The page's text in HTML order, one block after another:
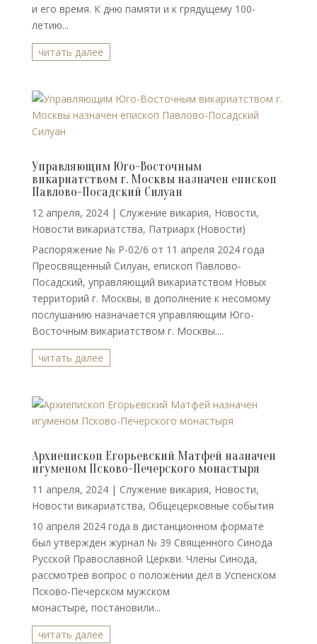
и его время. К дню памяти и к грядущему 100-
летию...
читать далее
Управляющим Юго-Восточным
викариатством г. Москвы назначен епископ
Павлово-Посадский Силуан
12 апреля, 2024| Cлужение викария, Новости,
Новости викариатства, Патриарх (Новости)
Распоряжение № Р-02/6 от 11 апреля 2024 года
Преосвященный Силуан, епископ Павлово-
Посадский, управляющий викариатством Новых
территорий г. Москвы, в дополнение к несомому
послушанию назначается управляющим Юго-
Восточным викариатством г. Москвы....
читать далее
Архиепископ Егорьевский Матфей назначен
игуменом Псково-Печерского монастыря
11 апреля, 2024| Cлужение викария, Новости,
Новости викариатства, Общецерковные события
10 апреля 2024 года в дистанционном формате
был утвержден журнал № 39 Священного Синода
Русской Православной Церкви. Члены Синода,
рассмотрев вопрос о положении дел в Успенском
Псково-Печерском мужском
монастыре, постановили...
читать далее